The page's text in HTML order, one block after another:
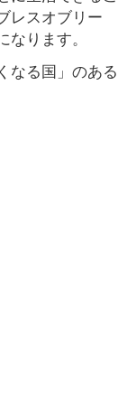
レスオブリー
ります。
なる国」のある